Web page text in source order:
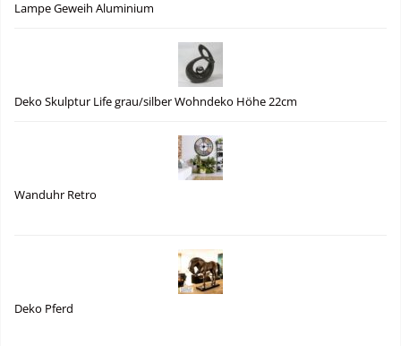
Lampe Geweih Aluminium
Deko Skulptur Life grau/silber Wohndeko Höhe 22cm
Wanduhr Retro
Deko Pferd